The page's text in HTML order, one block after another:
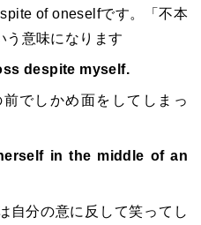
of oneselfです。「不本
う意味になります
despite myself.
でしかめ面をしてしまっ
in the middle of an
自分の意に反して笑ってし